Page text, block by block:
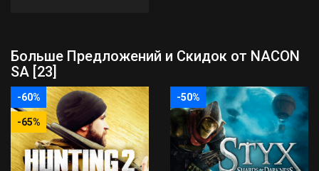
Больше Предложений и Скидок от NACON
SA [23]
-60%
-65%
-50%